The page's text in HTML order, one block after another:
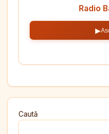
Radio
▶
Caută